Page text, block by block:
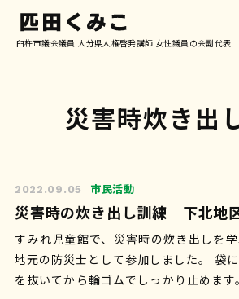
臼杵市議会議員 大分県人権啓発講師 女性議員の会副代表
災害時炊き出
2022.09.05 市民活動
災害時の炊き出し訓練 下北地
すみれ児童館で、災害時の炊き出しを学
地元の防災士として参加しました。 袋
を抜いてから輪ゴムでしっかり止めま